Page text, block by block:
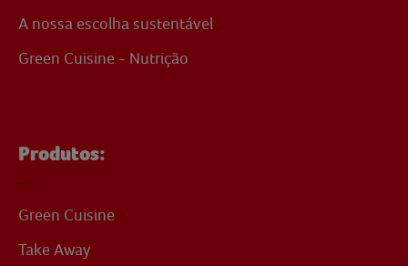
A nossa escolha sustentável
Green Cuisine - Nutrição
Produtos:
Green Cuisine
Take Away